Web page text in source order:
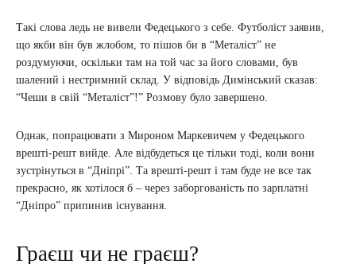
Такі слова ледь не вивели Федецького з себе. Футболіст заявив,
що якби він був жлобом, то пішов би в “Металіст” не
роздумуючи, оскільки там на той час за його словами, був
шалений і нестримний склад. У відповідь Димінський сказав:
“Чеши в свій “Металіст”!” Розмову було завершено.
Однак, попрацювати з Мироном Маркевичем у Федецького
врешті-решт вийде. Але відбудеться це тільки тоді, коли вони
зустрінуться в “Дніпрі”. Та врешті-решт і там буде не все так
прекрасно, як хотілося б – через заборгованість по зарплатні
“Дніпро” припинив існування.
Граєш чи не граєш?